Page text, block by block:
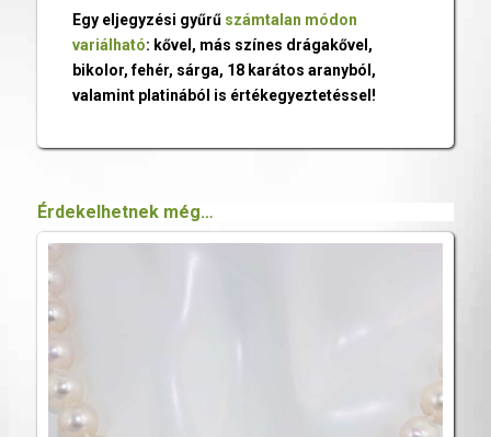
Egy eljegyzési gyűrű számtalan módon
variálható: kővel, más színes drágakővel,
bikolor, fehér, sárga, 18 karátos aranyból,
valamint platinából is értékegyeztetéssel!
Érdekelhetnek még…